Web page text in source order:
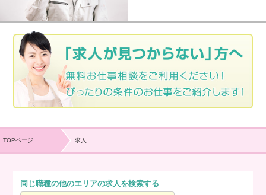
TOPページ 求人
同じ職種の他のエリアの求人を検索する